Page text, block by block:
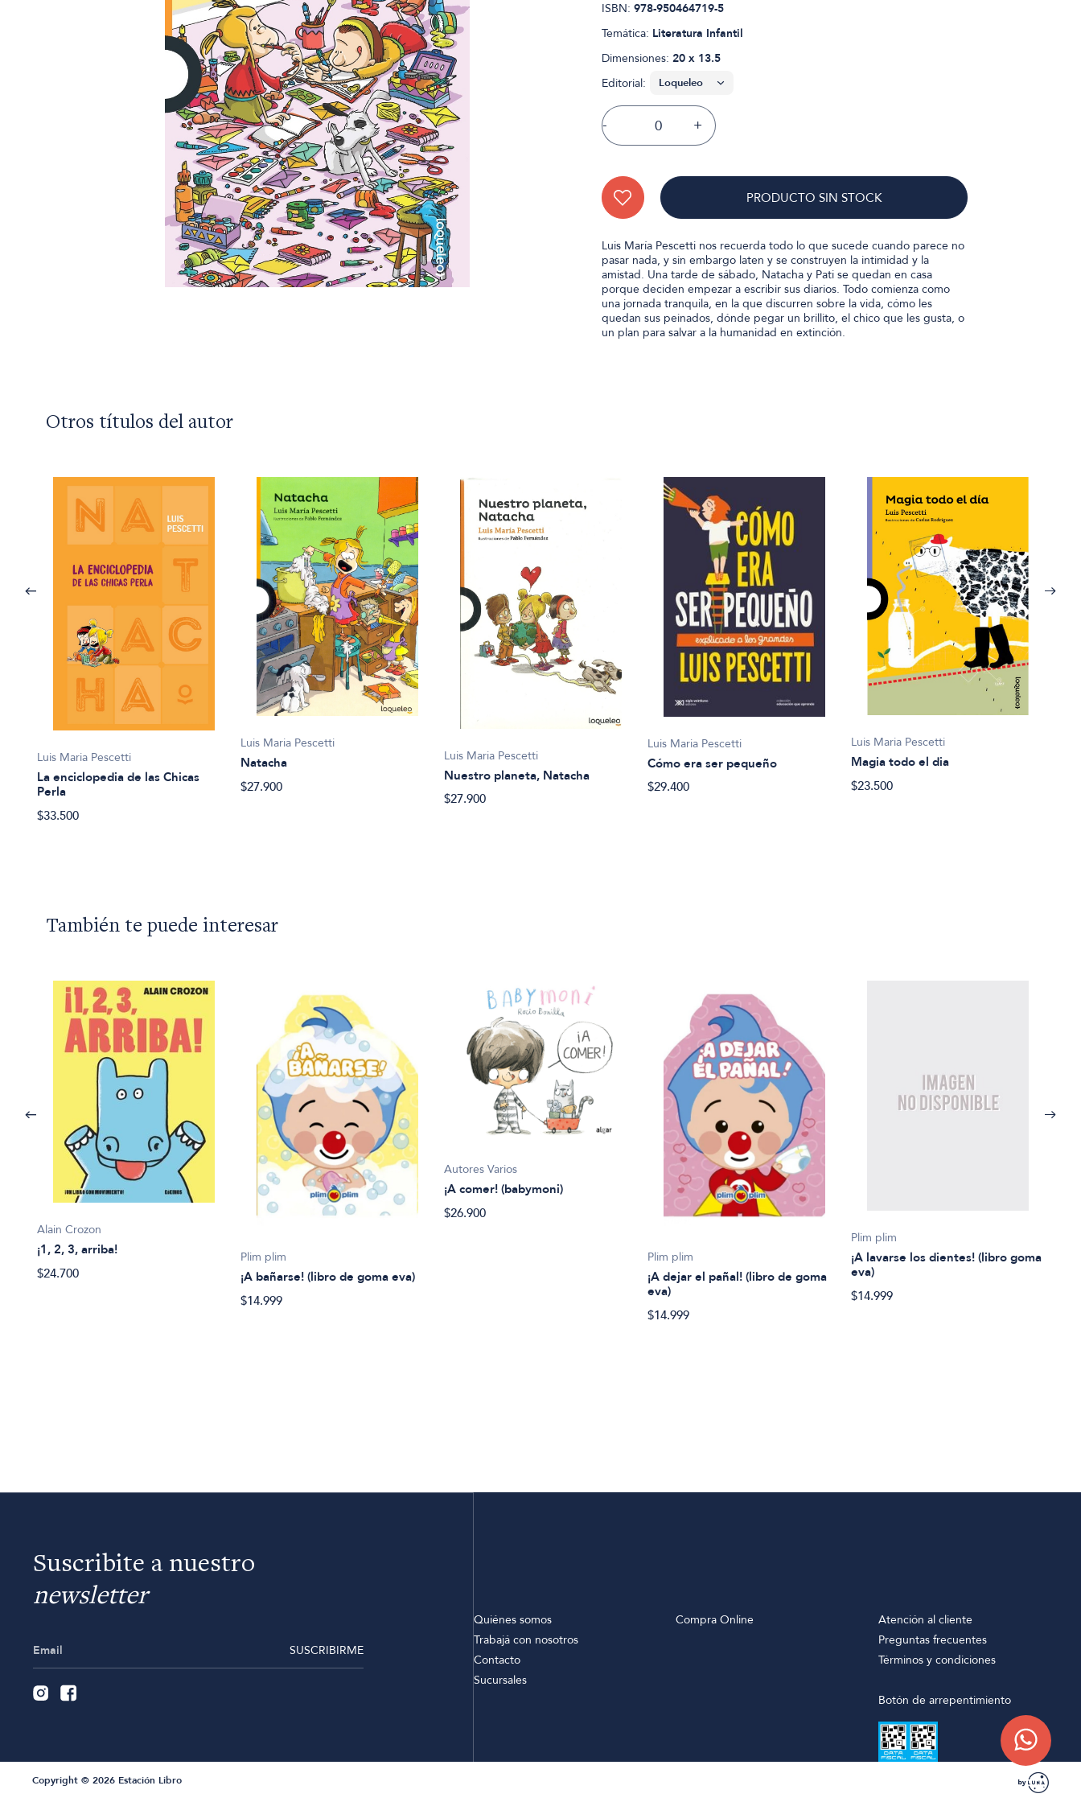
ISBN: 978-950464719-5
Temática: Literatura Infantil
Dimensiones: 20 x 13.5
Editorial:
- +
PRODUCTO SIN STOCK
Luis María Pescetti nos recuerda todo lo que sucede cuando parece no
pasar nada, y sin embargo laten y se construyen la intimidad y la
amistad. Una tarde de sábado, Natacha y Pati se quedan en casa
porque deciden empezar a escribir sus diarios. Todo comienza como
una jornada tranquila, en la que discurren sobre la vida, cómo les
quedan sus peinados, dónde pegar un brillito, el chico que les gusta, o
un plan para salvar a la humanidad en extinción.
Otros títulos del autor
Luis Maria Pescetti
La enciclopedia de las Chicas
Perla
$33.500
Luis Maria Pescetti
Natacha
$27.900
Luis Maria Pescetti
Nuestro planeta, Natacha
$27.900
Luis Maria Pescetti
Cómo era ser pequeño
$29.400
Luis Maria Pescetti
Magia todo el dia
$23.500
También te puede interesar
Alain Crozon
¡1, 2, 3, arriba!
$24.700
Plim plim
¡A bañarse! (libro de goma eva)
$14.999
Autores Varios
¡A comer! (babymoni)
$26.900
Plim plim
¡A dejar el pañal! (libro de goma
eva)
$14.999
Plim plim
¡A lavarse los dientes! (libro goma
eva)
$14.999
Suscribite a nuestro
newsletter
SUSCRIBIRME
Quiénes somos
Trabajá con nosotros
Contacto
Sucursales
Compra Online
Atención al cliente
Preguntas frecuentes
Términos y condiciones
Botón de arrepentimiento
Copyright © 2026 Estación Libro